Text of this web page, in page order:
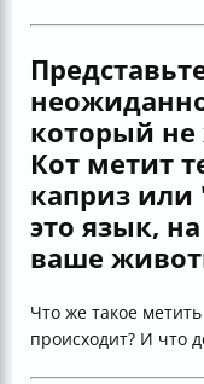
который не
Кот метит
каприз или
это язык,
ваше
Что же такое
происходит? И что